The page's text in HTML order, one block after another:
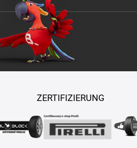
ZERTIFIZIERUNG